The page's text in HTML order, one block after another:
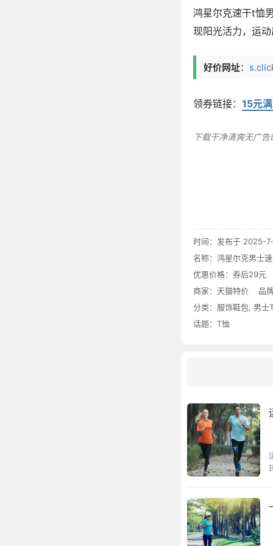
鸿星尔克速干t恤
现阳光活力，运动
好价网址：
领券链接： 15元
下载干净清爽无广告
时间：发布于 2025-
名称： 鸿星尔克男士
优惠价格： 券后29元
商家： 天猫特价 品牌
分类： 服饰鞋包, 男士
话题： T恤